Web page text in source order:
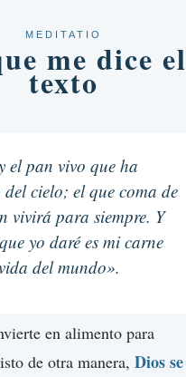
MEDITATIO
me dice el
texto
el pan vivo que ha
cielo; el que coma de
vivirá para siempre. Y
yo daré es mi carne
del mundo».
en alimento para
de otra manera, Dios se